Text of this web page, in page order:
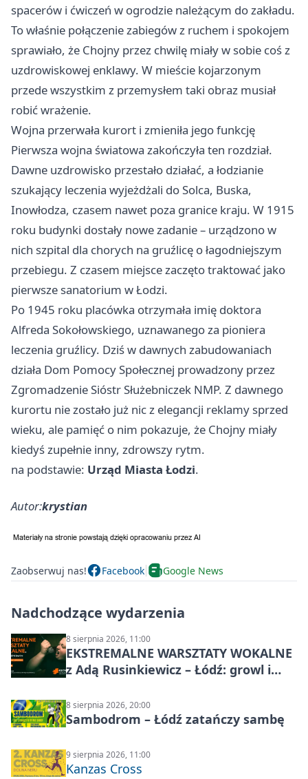
spacerów i ćwiczeń w ogrodzie należącym do zakładu.
To właśnie połączenie zabiegów z ruchem i spokojem
sprawiało, że Chojny przez chwilę miały w sobie coś z
uzdrowiskowej enklawy. W mieście kojarzonym
przede wszystkim z przemysłem taki obraz musiał
robić wrażenie.
Wojna przerwała kurort i zmieniła jego funkcję
Pierwsza wojna światowa zakończyła ten rozdział.
Dawne uzdrowisko przestało działać, a łodzianie
szukający leczenia wyjeżdżali do Solca, Buska,
Inowłodza, czasem nawet poza granice kraju. W 1915
roku budynki dostały nowe zadanie – urządzono w
nich szpital dla chorych na gruźlicę o łagodniejszym
przebiegu. Z czasem miejsce zaczęto traktować jako
pierwsze sanatorium w Łodzi.
Po 1945 roku placówka otrzymała imię doktora
Alfreda Sokołowskiego, uznawanego za pioniera
leczenia gruźlicy. Dziś w dawnych zabudowaniach
działa Dom Pomocy Społecznej prowadzony przez
Zgromadzenie Sióstr Służebniczek NMP. Z dawnego
kurortu nie zostało już nic z elegancji reklamy sprzed
wieku, ale pamięć o nim pokazuje, że Chojny miały
kiedyś zupełnie inny, zdrowszy rytm.
na podstawie: Urząd Miasta Łodzi.
Autor:krystian
Zaobserwuj nas! Facebook Google News
Nadchodzące wydarzenia
8 sierpnia 2026, 11:00
EKSTREMALNE WARSZTATY WOKALNE
z Adą Rusinkiewicz – Łódź: growl i
8 sierpnia 2026, 20:00
Sambodrom – Łódź zatańczy sambę
9 sierpnia 2026, 11:00
Kanzas Cross